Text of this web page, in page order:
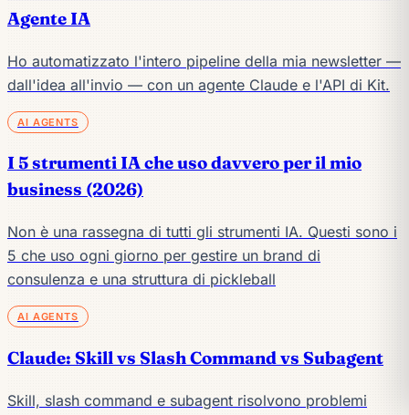
Agente IA
Ho automatizzato l'intero pipeline della mia newsletter —
dall'idea all'invio — con un agente Claude e l'API di Kit.
AI AGENTS
I 5 strumenti IA che uso davvero per il mio
business (2026)
Non è una rassegna di tutti gli strumenti IA. Questi sono i
5 che uso ogni giorno per gestire un brand di
consulenza e una struttura di pickleball
AI AGENTS
Claude: Skill vs Slash Command vs Subagent
Skill, slash command e subagent risolvono problemi